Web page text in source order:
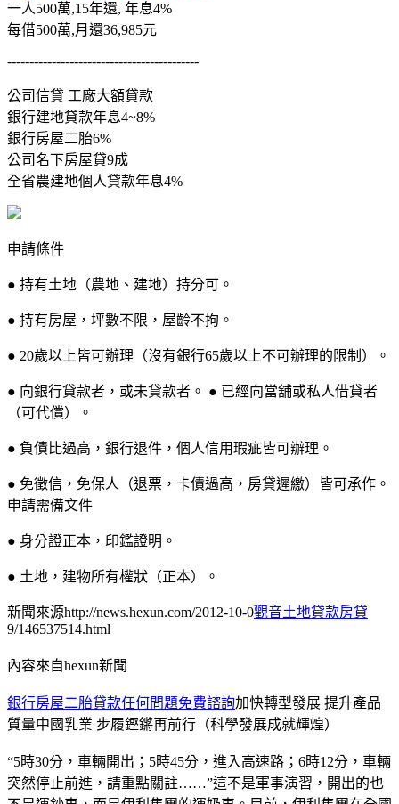
一人500萬,15年還, 年息4%
每借500萬,月還36,985元
-------------------------------------------
公司信貸 工廠大額貸款
銀行建地貸款年息4~8%
銀行房屋二胎6%
公司名下房屋貸9成
全省農建地個人貸款年息4%
申請條件
● 持有土地（農地、建地）持分可。
● 持有房屋，坪數不限，屋齡不拘。
● 20歲以上皆可辦理（沒有銀行65歲以上不可辦理的限制）。
● 向銀行貸款者，或未貸款者。 ● 已經向當舖或私人借貸者
（可代償）。
● 負債比過高，銀行退件，個人信用瑕疵皆可辦理。
● 免徵信，免保人（退票，卡債過高，房貸遲繳）皆可承作。
申請需備文件
● 身分證正本，印鑑證明。
● 土地，建物所有權狀（正本）。
新聞來源http://news.hexun.com/2012-10-0觀音土地貸款房貸
9/146537514.html
內容來自hexun新聞
銀行房屋二胎貸款任何問題免費諮詢加快轉型發展 提升產品
質量中國乳業 步履鏗鏘再前行（科學發展成就輝煌）
“5時30分，車輛開出；5時45分，進入高速路；6時12分，車輛
突然停止前進，請重點關註……”這不是軍事演習，開出的也